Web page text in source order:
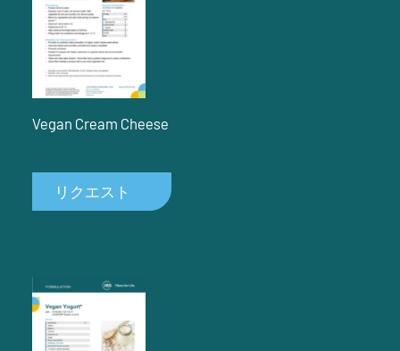
Vegan Cream Cheese
リクエスト